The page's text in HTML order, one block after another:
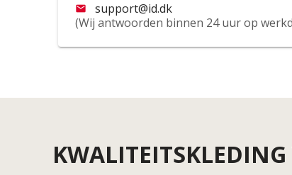
mailsupport@id.dk
(Wij antwoorden binnen 24 uur op